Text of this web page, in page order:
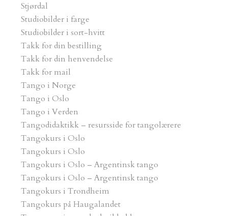
Stjørdal
Studiobilder i farge
Studiobilder i sort-hvitt
Takk for din bestilling
Takk for din henvendelse
Takk for mail
Tango i Norge
Tango i Oslo
Tango i Verden
Tangodidaktikk – resursside for tangolærere
Tangokurs i Oslo
Tangokurs i Oslo
Tangokurs i Oslo – Argentinsk tango
Tangokurs i Oslo – Argentinsk tango
Tangokurs i Trondheim
Tangokurs på Haugalandet